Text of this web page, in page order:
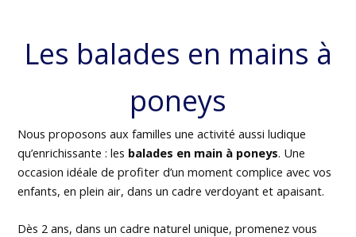
Les balades en mains à
poneys
Nous proposons aux familles une activité aussi ludique
qu’enrichissante : les balades en main à poneys. Une
occasion idéale de profiter d’un moment complice avec vos
enfants, en plein air, dans un cadre verdoyant et apaisant.
Dès 2 ans, dans un cadre naturel unique, promenez vous